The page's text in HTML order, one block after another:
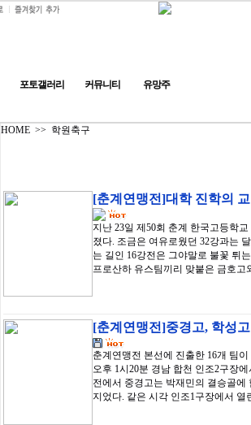
포토갤러리 커뮤니티 유망주
HOME >> 학원축구
[춘계연맹전]대학 진학의
지난 23일 제50회 춘계 한국고등학
졌다. 조금은 여유로웠던 32강과는
는 길인 16강전은 그야말로 불꽃 튀
프로산하 유스팀끼리 맞붙은 금호
[춘계연맹전]중경고, 학성
춘계연맹전 본선에 진출한 16개 팀
오후 1시20분 경남 합천 인조2구장
전에서 중경고는 박재민의 결승골에
지었다. 같은 시각 인조1구장에서